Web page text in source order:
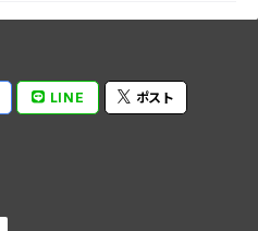
LINE ポスト